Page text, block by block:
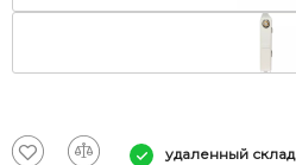
удаленный склад